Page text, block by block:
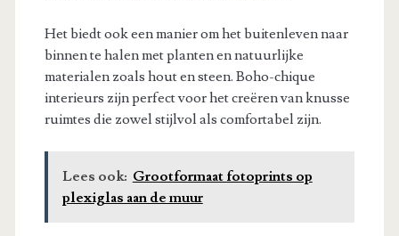
Het biedt ook een manier om het buitenleven naar
binnen te halen met planten en natuurlijke
materialen zoals hout en steen. Boho-chique
interieurs zijn perfect voor het creëren van knusse
ruimtes die zowel stijlvol als comfortabel zijn.
Lees ook: Grootformaat fotoprints op
plexiglas aan de muur